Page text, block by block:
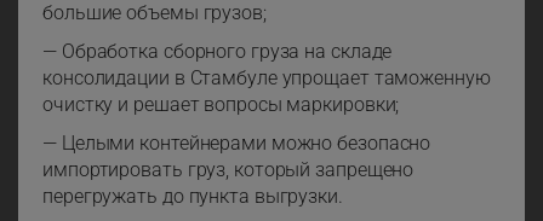
большие объемы грузов;
— Обработка сборного груза на складе
консолидации в Стамбуле упрощает таможенную
очистку и решает вопросы маркировки;
— Целыми контейнерами можно безопасно
импортировать груз, который запрещено
перегружать до пункта выгрузки.